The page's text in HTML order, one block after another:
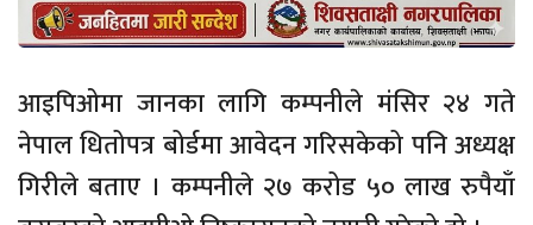
आइपिओमा जानका लागि कम्पनीले मंसिर २४ गते
नेपाल धितोपत्र बोर्डमा आवेदन गरिसकेको पनि अध्यक्ष
गिरीले बताए । कम्पनीले २७ करोड ५० लाख रुपैयाँ